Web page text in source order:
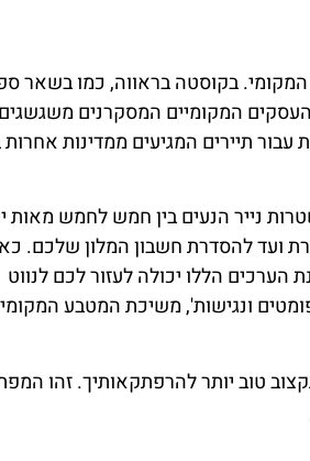
בקוסטה בראווה, כמו בשאר
המקומיים המסקרנים
תיירים המגיעים ממדינות אחרות
נייר הנעים בין חמש לחמש מאות
ועד להסדרת חשבון המלון שלכם.
הללו יכולה לעזור לכם לנווט
ונגישות', משיכת המטבע
טוב יותר להרפתקאותיך. זהו